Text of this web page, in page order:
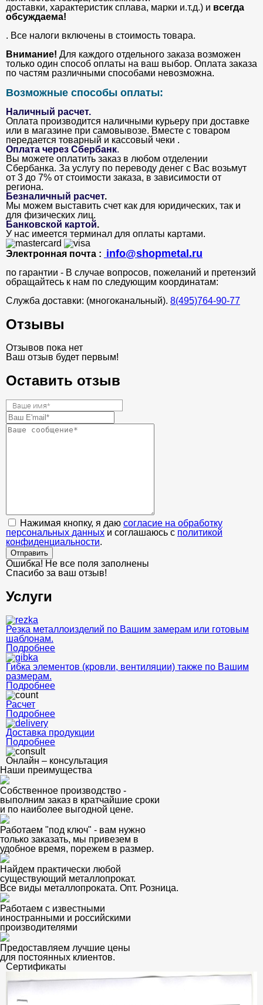
доставки, характеристик сплава, марки и.т.д.) и всегда
обсуждаема!
. Все налоги включены в стоимость товара.
Внимание! Для каждого отдельного заказа возможен
только один способ оплаты на ваш выбор. Оплата заказа
по частям различными способами невозможна.
Возможные способы оплаты:
Наличный расчет.
Оплата производится наличными курьеру при доставке
или в магазине при самовывозе. Вместе с товаром
передается товарный и кассовый чеки .
Оплата через Сбербанк.
Вы можете оплатить заказ в любом отделении
Сбербанка. За услугу по переводу денег с Вас возьмут
от 3 до 7% от стоимости заказа, в зависимости от
региона.
Безналичный расчет.
Мы можем выставить счет как для юридических, так и
для физических лиц.
Банковской картой.
У нас имеется терминал для оплаты картами.
Электронная почта : info@shopmetal.ru
по гарантии - В случае вопросов, пожеланий и претензий
обращайтесь к нам по следующим координатам:
Служба доставки: (многоканальный). 8(495)764-90-77
Отзывы
Отзывов пока нет
Ваш отзыв будет первым!
Оставить отзыв
Нажимая кнопку, я даю согласие на обработку
персональных данных и соглашаюсь с политикой
конфиденциальности.
Отправить
Ошибка! Не все поля заполнены
Спасибо за ваш отзыв!
Услуги
Резка металлоизделий по Вашим замерам или готовым
шаблонам.
Подробнее
Гибка элементов (кровли, вентиляции) также по Вашим
размерам.
Подробнее
Расчет
Подробнее
Доставка продукции
Подробнее
Онлайн – консультация
Наши преимущества
Собственное производство -
выполним заказ в кратчайшие сроки
и по наиболее выгодной цене.
Работаем "под ключ" - вам нужно
только заказать, мы привезем в
удобное время, порежем в размер.
Найдем практически любой
существующий металлопрокат.
Все виды металлопроката. Опт. Розница.
Работаем с известными
иностранными и российскими
производителями
Предоставляем лучшие цены
для постоянных клиентов.
Сертификаты